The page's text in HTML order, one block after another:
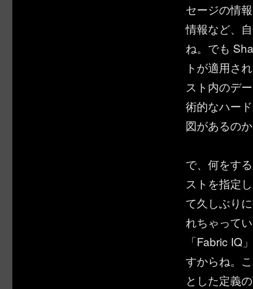
セージの情
情報など、
ね。でも
トが適用さ
スト内のデ
術的なハー
図があるの
で、何をす
ストを指定
て久しぶり
れちゃって
「Fabric IQ
すからね。
とした定義